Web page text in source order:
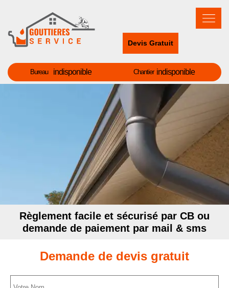
Devis Gratuit
Bureau indisponible Chantier indisponible
Règlement facile et sécurisé par CB ou
demande de paiement par mail & sms
Demande de devis gratuit